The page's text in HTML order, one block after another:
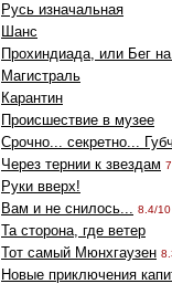
Русь изначальная
Шанс
Прохиндиада, или Бег
Магистраль
Карантин
Происшествие в музее
Срочно... секретно...
Через тернии к звездам
Руки вверх!
Вам и не снилось... 8.4/
Та сторона, где ветер
Тот самый Мюнхгаузен
Новые приключения